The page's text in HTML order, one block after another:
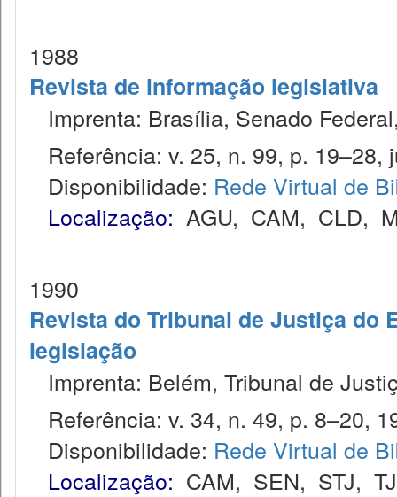
1988
Revista de informação legislativa
Imprenta: Brasília, Senado
Referência: v. 25, n. 99, p. 19–28,
Disponibilidade: Rede Virtual de
Localização: AGU, CAM, CLD,
1990
Revista do Tribunal de Justiça do
legislação
Imprenta: Belém, Tribunal de
Referência: v. 34, n. 49, p. 8–20,
Disponibilidade: Rede Virtual de
Localização: CAM, SEN, STJ,